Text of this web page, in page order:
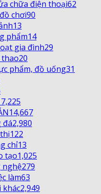
chữa điện thoại62
chơi90
13
phẩm14
gia đình29
20
phẩm, đồ uống31
14,667
đá2,980
122
chỉ13
tạo1,025
nghệ279
làm63
khác2,949